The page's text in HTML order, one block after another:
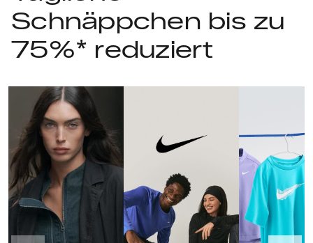
Schnäppchen bis zu
75%* reduziert